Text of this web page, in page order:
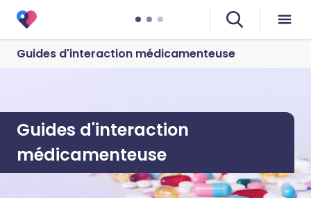
Guides d'interaction médicamenteuse
Guides d'interaction
médicamenteuse